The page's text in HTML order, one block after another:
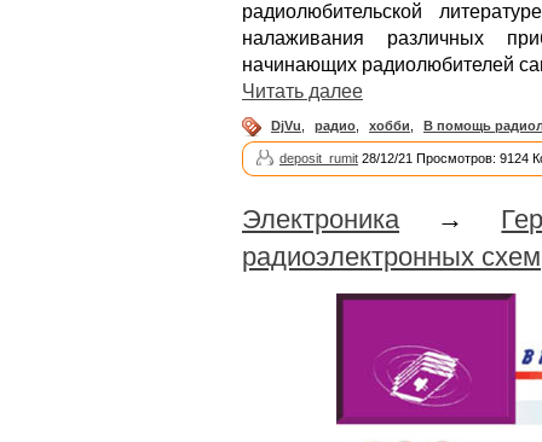
радиолюбительской
налаживания различных
начинающих радиолюбителей
Читать далее
DjVu радио хобби В помощь
deposit_rumit 28/12/21 Просмотров: 9124
Электроника→
радиоэлектронных схем